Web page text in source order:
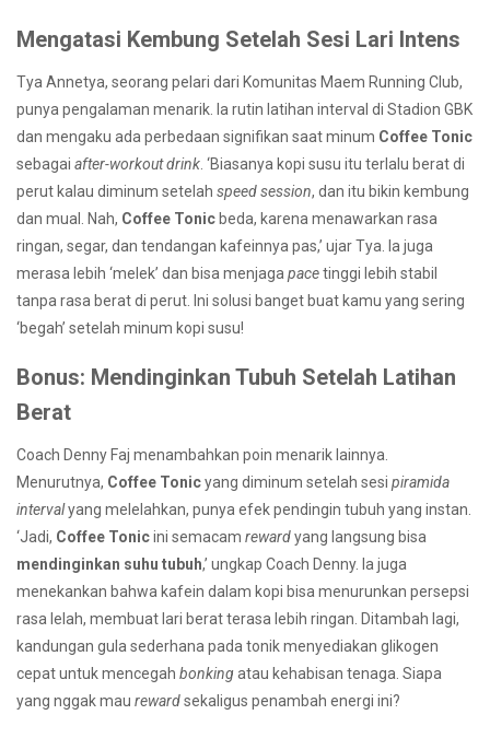
Mengatasi Kembung Setelah Sesi Lari Intens
Tya Annetya, seorang pelari dari Komunitas Maem Running Club,
punya pengalaman menarik. Ia rutin latihan interval di Stadion GBK
dan mengaku ada perbedaan signifikan saat minum Coffee Tonic
sebagai after-workout drink . ‘Biasanya kopi susu itu terlalu berat di
perut kalau diminum setelah speed session, dan itu bikin kembung
dan mual. Nah, Coffee Tonic beda, karena menawarkan rasa
ringan, segar, dan tendangan kafeinnya pas,’ ujar Tya. Ia juga
merasa lebih ‘melek’ dan bisa menjaga pacetinggi lebih stabil
tanpa rasa berat di perut. Ini solusi banget buat kamu yang sering
‘begah’ setelah minum kopi susu!
Bonus: Mendinginkan Tubuh Setelah Latihan
Berat
Coach Denny Faj menambahkan poin menarik lainnya.
Menurutnya, Coffee Tonicyang diminum setelah sesi piramida
intervalyang melelahkan, punya efek pendingin tubuh yang instan.
‘Jadi, Coffee Tonicini semacam rewardyang langsung bisa
mendinginkan suhu tubuh,’ ungkap Coach Denny. Ia juga
menekankan bahwa kafein dalam kopi bisa menurunkan persepsi
rasa lelah, membuat lari berat terasa lebih ringan. Ditambah lagi,
kandungan gula sederhana pada tonik menyediakan glikogen
cepat untuk mencegah bonkingatau kehabisan tenaga. Siapa
yang nggak mau rewardsekaligus penambah energi ini?